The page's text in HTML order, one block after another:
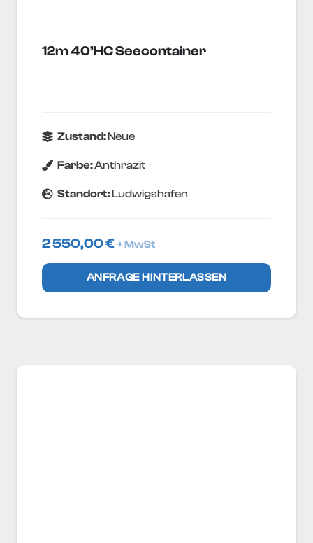
12m 40’HC Seecontainer
Zustand:Neue
Farbe:Anthrazit
Standort:Ludwigshafen
2 550,00€ + MwSt
ANFRAGE HINTERLASSEN